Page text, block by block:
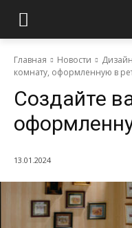
Главная Новости
комнату, оформленную в
Создайте
13.01.2024